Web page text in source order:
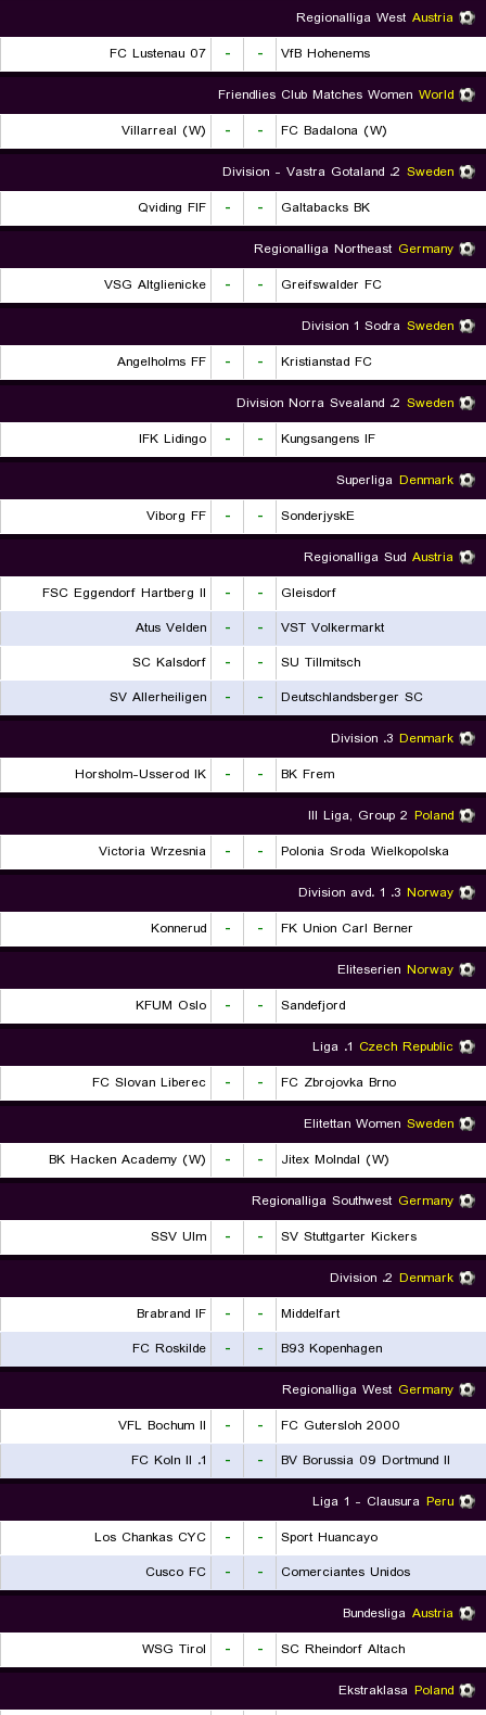
Austria
Regionalliga West
VfB Hohenems
-
-
FC Lustenau 07
World
Friendlies Club Matches Women
FC Badalona (W)
-
-
Villarreal (W)
Sweden
2. Division - Vastra Gotaland
Galtabacks BK
-
-
Qviding FIF
Germany
Regionalliga Northeast
Greifswalder FC
-
-
VSG Altglienicke
Sweden
Division 1 Sodra
Kristianstad FC
-
-
Angelholms FF
Sweden
2. Division Norra Svealand
Kungsangens IF
-
-
IFK Lidingo
Denmark
Superliga
SonderjyskE
-
-
Viborg FF
Austria
Regionalliga Sud
Gleisdorf
-
-
FSC Eggendorf Hartberg II
VST Volkermarkt
-
-
Atus Velden
SU Tillmitsch
-
-
SC Kalsdorf
Deutschlandsberger SC
-
-
SV Allerheiligen
Denmark
3. Division
BK Frem
-
-
Horsholm-Usserod IK
Poland
III Liga, Group 2
Polonia Sroda Wielkopolska
-
-
Victoria Wrzesnia
Norway
3. Division avd. 1
FK Union Carl Berner
-
-
Konnerud
Norway
Eliteserien
Sandefjord
-
-
KFUM Oslo
Czech Republic
1. Liga
FC Zbrojovka Brno
-
-
FC Slovan Liberec
Sweden
Elitettan Women
Jitex Molndal (W)
-
-
BK Hacken Academy (W)
Germany
Regionalliga Southwest
SV Stuttgarter Kickers
-
-
SSV Ulm
Denmark
2. Division
Middelfart
-
-
Brabrand IF
B93 Kopenhagen
-
-
FC Roskilde
Germany
Regionalliga West
FC Gutersloh 2000
-
-
VFL Bochum II
BV Borussia 09 Dortmund II
-
-
1. FC Koln II
Peru
Liga 1 - Clausura
Sport Huancayo
-
-
Los Chankas CYC
Comerciantes Unidos
-
-
Cusco FC
Austria
Bundesliga
SC Rheindorf Altach
-
-
WSG Tirol
Poland
Ekstraklasa